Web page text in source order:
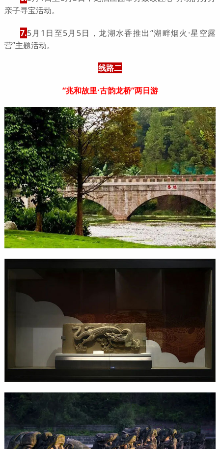
亲子寻宝活动。
7.5月1日至5月5日，龙湖水香推出“湖畔烟火·星空露
营”主题活动。
线路二
“兆和故里·古韵龙桥”两日游